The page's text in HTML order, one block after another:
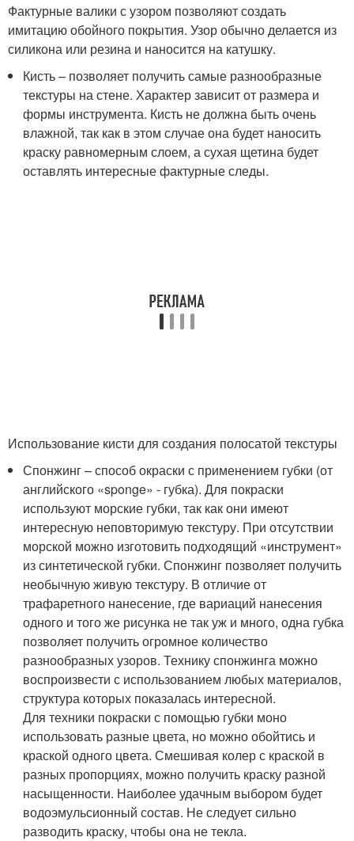
Фактурные валики с узором позволяют создать
имитацию обойного покрытия. Узор обычно делается из
силикона или резина и наносится на катушку.
Кисть – позволяет получить самые разнообразные
текстуры на стене. Характер зависит от размера и
формы инструмента. Кисть не должна быть очень
влажной, так как в этом случае она будет наносить
краску равномерным слоем, а сухая щетина будет
оставлять интересные фактурные следы.
Использование кисти для создания полосатой текстуры
Спонжинг – способ окраски с применением губки (от
английского «sponge» - губка). Для покраски
используют морские губки, так как они имеют
интересную неповторимую текстуру. При отсутствии
морской можно изготовить подходящий «инструмент»
из синтетической губки. Спонжинг позволяет получить
необычную живую текстуру. В отличие от
трафаретного нанесение, где вариаций нанесения
одного и того же рисунка не так уж и много, одна губка
позволяет получить огромное количество
разнообразных узоров. Технику спонжинга можно
воспроизвести с использованием любых материалов,
структура которых показалась интересной.
Для техники покраски с помощью губки моно
использовать разные цвета, но можно обойтись и
краской одного цвета. Смешивая колер с краской в
разных пропорциях, можно получить краску разной
насыщенности. Наиболее удачным выбором будет
водоэмульсионный состав. Не следует сильно
разводить краску, чтобы она не текла.